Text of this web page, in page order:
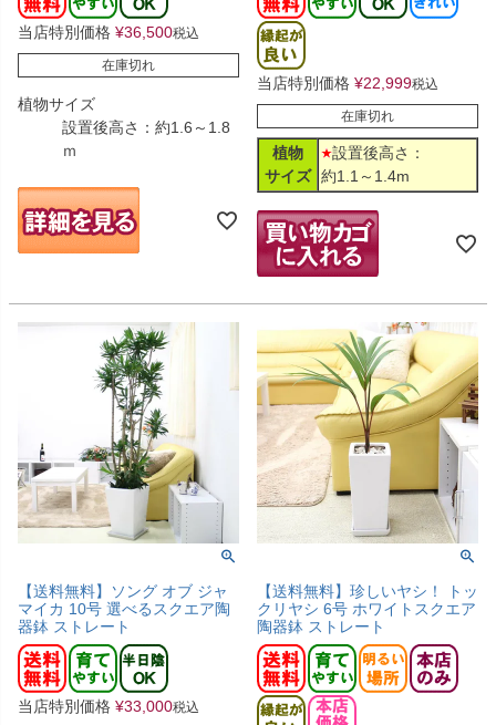
当店特別価格 ¥36,500税込
在庫切れ
植物サイズ
設置後高さ：約1.6～1.8
ｍ
当店特別価格 ¥22,999税込
在庫切れ
植物
サイズ
設置後高さ：
約1.1～1.4m
【送料無料】ソング オブ ジャ
マイカ 10号 選べるスクエア陶
器鉢 ストレート
当店特別価格 ¥33,000税込
【送料無料】珍しいヤシ！ トッ
クリヤシ 6号 ホワイトスクエア
陶器鉢 ストレート